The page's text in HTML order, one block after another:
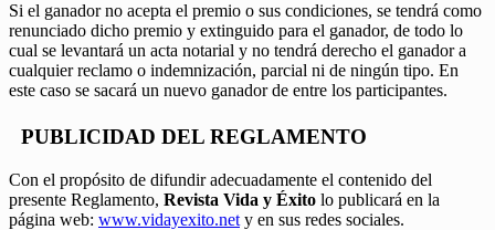
Si el ganador no acepta el premio o sus condiciones, se tendrá como
renunciado dicho premio y extinguido para el ganador, de todo lo
cual se levantará un acta notarial y no tendrá derecho el ganador a
cualquier reclamo o indemnización, parcial ni de ningún tipo. En
este caso se sacará un nuevo ganador de entre los participantes.
PUBLICIDAD DEL REGLAMENTO
Con el propósito de difundir adecuadamente el contenido del
presente Reglamento, Revista Vida y Éxito lo publicará en la
página web: www.vidayexito.net y en sus redes sociales.